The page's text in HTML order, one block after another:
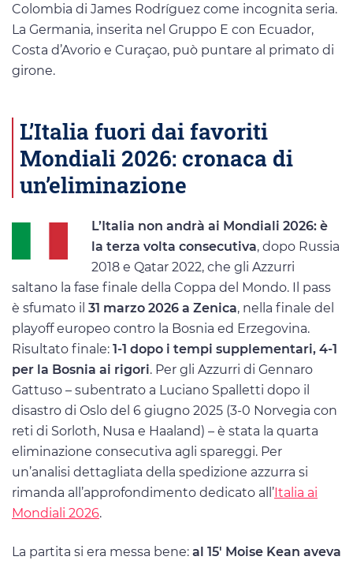
Colombia di James Rodríguez come incognita seria.
La Germania, inserita nel Gruppo E con Ecuador,
Costa d’Avorio e Curaçao, può puntare al primato di
girone.
L’Italia fuori dai favoriti
Mondiali 2026: cronaca di
un’eliminazione
L’Italia non andrà ai Mondiali 2026: è
la terza volta consecutiva, dopo Russia
2018 e Qatar 2022, che gli Azzurri
saltano la fase finale della Coppa del Mondo. Il pass
è sfumato il 31 marzo 2026 a Zenica, nella finale del
playoff europeo contro la Bosnia ed Erzegovina.
Risultato finale: 1-1 dopo i tempi supplementari, 4-1
per la Bosnia ai rigori. Per gli Azzurri di Gennaro
Gattuso – subentrato a Luciano Spalletti dopo il
disastro di Oslo del 6 giugno 2025 (3-0 Norvegia con
reti di Sorloth, Nusa e Haaland) – è stata la quarta
eliminazione consecutiva agli spareggi. Per
un’analisi dettagliata della spedizione azzurra si
rimanda all’approfondimento dedicato all’Italia ai
Mondiali 2026.
La partita si era messa bene: al 15′ Moise Kean aveva